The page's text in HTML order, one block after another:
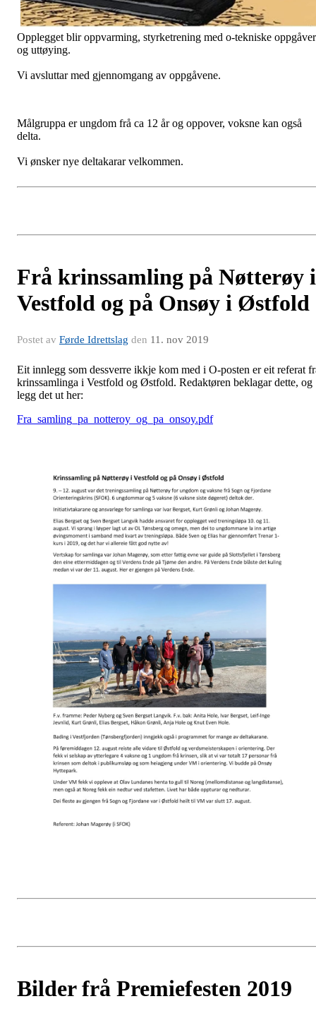
Opplegget blir oppvarming, styrketrening med o-tekniske oppgåver
og uttøying.
Vi avsluttar med gjennomgang av oppgåvene.
Målgruppa er ungdom frå ca 12 år og oppover, voksne kan også
delta.
Vi ønsker nye deltakarar velkommen.
Frå krinssamling på Nøtterøy i
Vestfold og på Onsøy i Østfold
Postet av Førde Idrettslag den 11. nov 2019
Eit innlegg som dessverre ikkje kom med i O-posten er eit referat
krinssamlinga i Vestfold og Østfold. Redaktøren beklagar dette, og
legg det ut her:
Fra_samling_pa_notteroy_og_pa_onsoy.pdf
Bilder frå Premiefesten 2019